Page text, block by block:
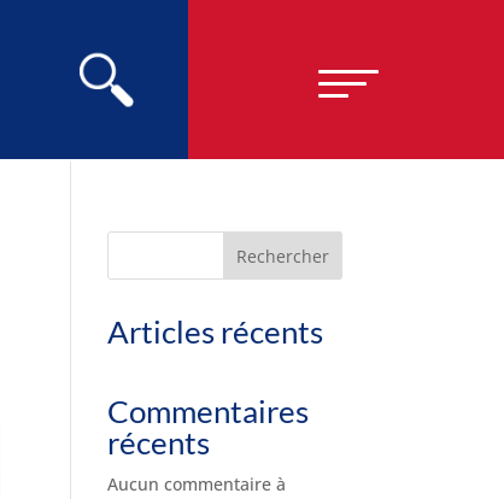
Rechercher
Articles récents
Commentaires
récents
Aucun commentaire à